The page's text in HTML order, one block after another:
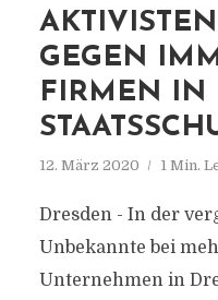
GEGEN
FIRMEN IN
12. März 2020 1 Min.
Dresden - In der
Unbekannte bei
Unternehmen in